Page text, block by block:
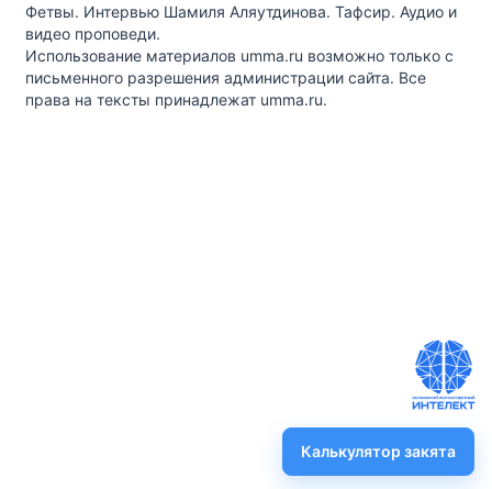
Фетвы. Интервью Шамиля Аляутдинова. Тафсир. Аудио и
видео проповеди.
Использование материалов umma.ru возможно только с
письменного разрешения администрации сайта. Все
права на тексты принадлежат umma.ru.
Калькулятор закята